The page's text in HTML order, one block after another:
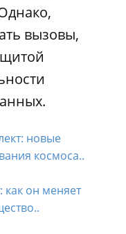
вызовы,
новые
космоса..
как он меняет